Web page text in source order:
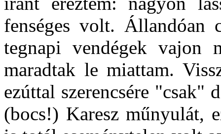
fenséges volt. Állandóan
tegnapi vendégek vajon
maradtak le miattam.
ezúttal szerencsére "csak"
(bocs!) Karesz műnyulát,